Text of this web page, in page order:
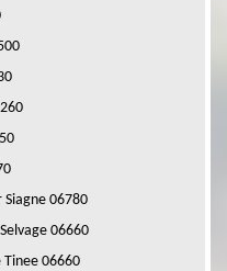
Siagne 06780
06660
Tinee 06660